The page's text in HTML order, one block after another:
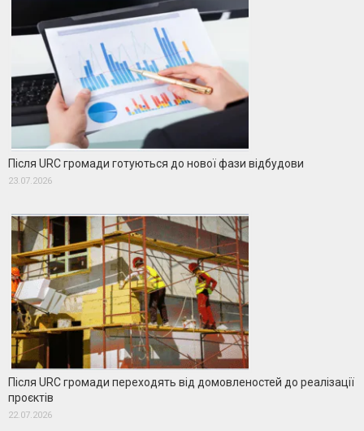
Після URC громади готуються до нової фази відбудови
23.07.2026
Після URC громади переходять від домовленостей до реалізації
проєктів
22.07.2026